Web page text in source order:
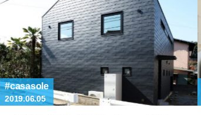
casasole
2019.06.05